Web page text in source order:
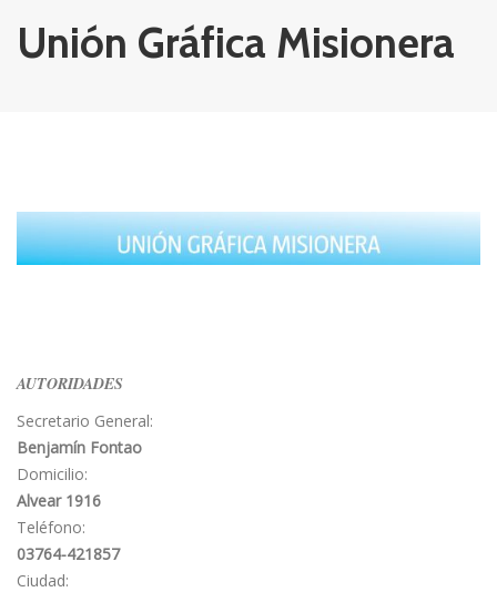
Unión Gráfica Misionera
AUTORIDADES
Secretario General:
Benjamín Fontao
Domicilio:
Alvear 1916
Teléfono:
03764-421857
Ciudad: